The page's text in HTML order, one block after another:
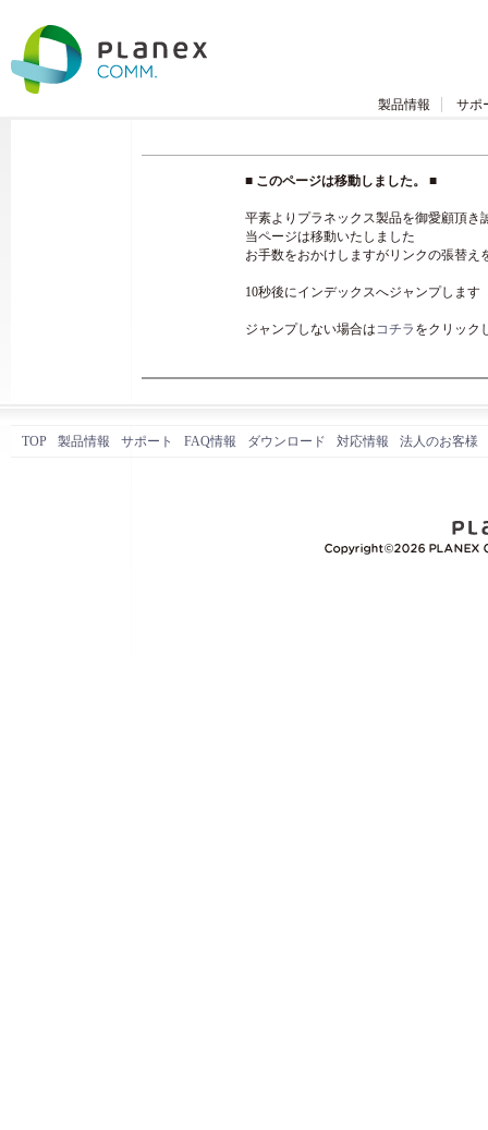
製品情報 サポ
■ このページは移動しました。 ■
平素よりプラネックス製品を御愛顧頂き
当ページは移動いたしました
お手数をおかけしますがリンクの張替え
10秒後にインデックスへジャンプします
ジャンプしない場合はコチラ をクリック
TOP 製品情報 サポート FAQ情報 ダウンロード 対応情報 法人のお客様